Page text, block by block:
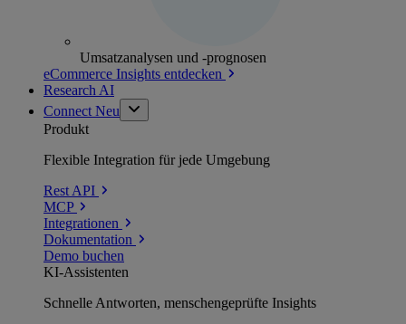
Umsatzanalysen und -prognosen
eCommerce Insights entdecken
Research AI
Connect Neu
Produkt
Flexible Integration für jede Umgebung
Rest API
MCP
Integrationen
Dokumentation
Demo buchen
KI-Assistenten
Schnelle Antworten, menschengeprüfte Insights